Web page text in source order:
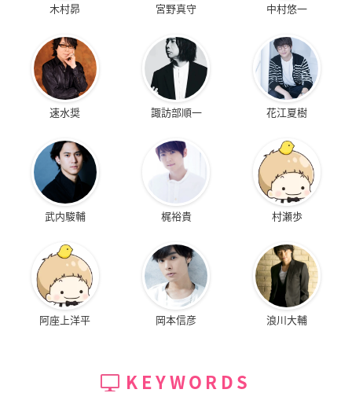
木村昴 宮野真守 中村悠一
速水奨 諏訪部順一 花江夏樹
武内駿輔 梶裕貴 村瀬歩
阿座上洋平 岡本信彦 浪川大輔
KEYWORDS